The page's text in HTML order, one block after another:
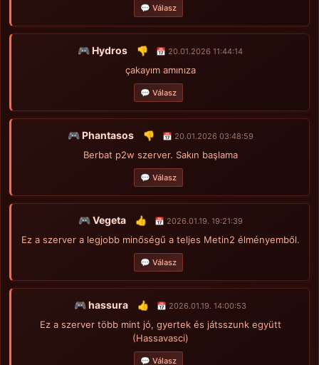
💬 Válasz
🎮 Hydros 👎 📅 20.01.2026 11:44:14
çakayım amınıza
💬 Válasz
🎮 Phantasos 👎 📅 20.01.2026 03:48:59
Berbat p2w szerver. Sakın başlama
💬 Válasz
🎮 Vegeta 👍 📅 2026.01.19. 19:21:39
Ez a szerver a legjobb minőségű a teljes Metin2 élményemből.
💬 Válasz
🎮 hassura 👍 📅 2026.01.19. 14:00:53
Ez a szerver több mint jó, gyertek és játsszunk együtt
(Hassavasci)
💬 Válasz